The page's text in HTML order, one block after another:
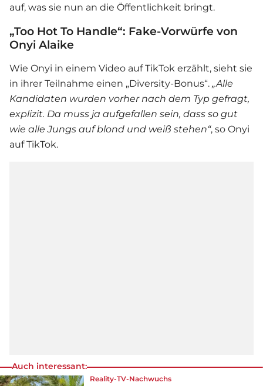
auf, was sie nun an die Öffentlichkeit bringt.
„Too Hot To Handle“: Fake-Vorwürfe von
Onyi Alaike
Wie Onyi in einem Video auf TikTok erzählt, sieht sie
in ihrer Teilnahme einen „Diversity-Bonus“. „Alle
Kandidaten wurden vorher nach dem Typ gefragt,
explizit. Da muss ja aufgefallen sein, dass so gut
wie alle Jungs auf blond und weiß stehen“, so Onyi
auf TikTok.
Auch interessant:
Reality-TV-Nachwuchs